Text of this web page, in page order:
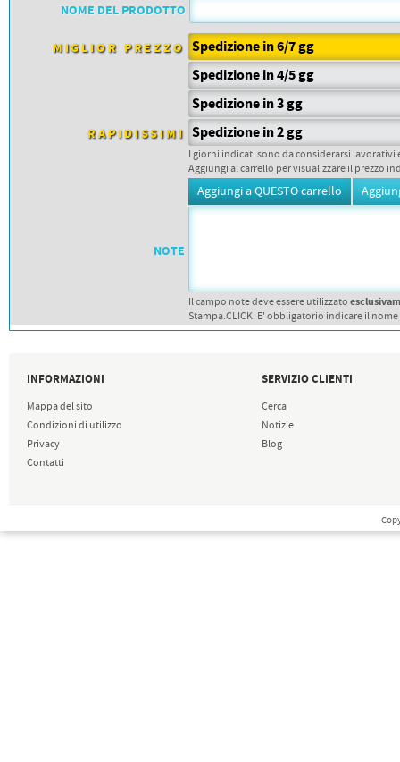
DORSALI TARGHE
NOME DEL PRODOTTO
MIGLIOR PREZZO Spedizione in 6/7 gg
Spedizione in 4/5 gg
Spedizione in 3 gg
RAPIDISSIMI Spedizione in 2 gg
I giorni indicati sono da considerarsi
Aggiungi al carrello per visualizzare il prezzo
NOTE
Il campo note deve essere utilizzato
Stampa.CLICK. E' obbligatorio indicare il
INFORMAZIONI
Mappa del sito
Condizioni di utilizzo
Privacy
Contatti
SERVIZIO CLIENTI
Cerca
Notizie
Blog